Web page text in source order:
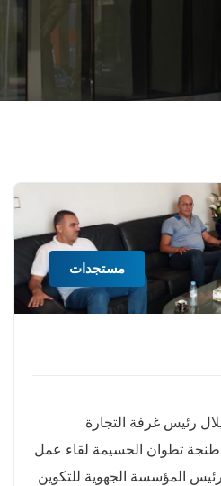
مستجدات
رئيس غرفة التجارة
تطوان الحسيمة لقاء عمل
المؤسسة الجهوية للتكوين